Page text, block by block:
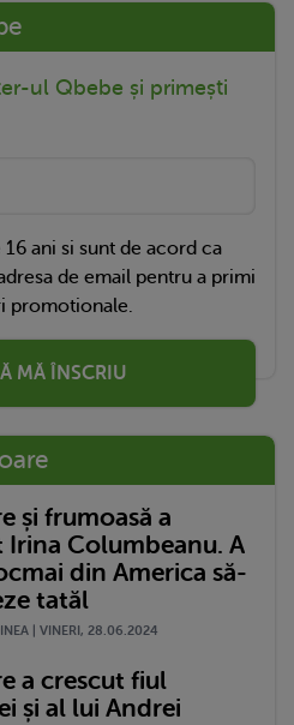
ul Qbebe și primești
ani si sunt de acord ca
de email pentru a primi
promotionale.
MĂ ÎNSCRIU
și frumoasă a
Irina Columbeanu. A
din America să-
tatăl
| VINERI, 28.06.2024
a crescut fiul
și al lui Andrei